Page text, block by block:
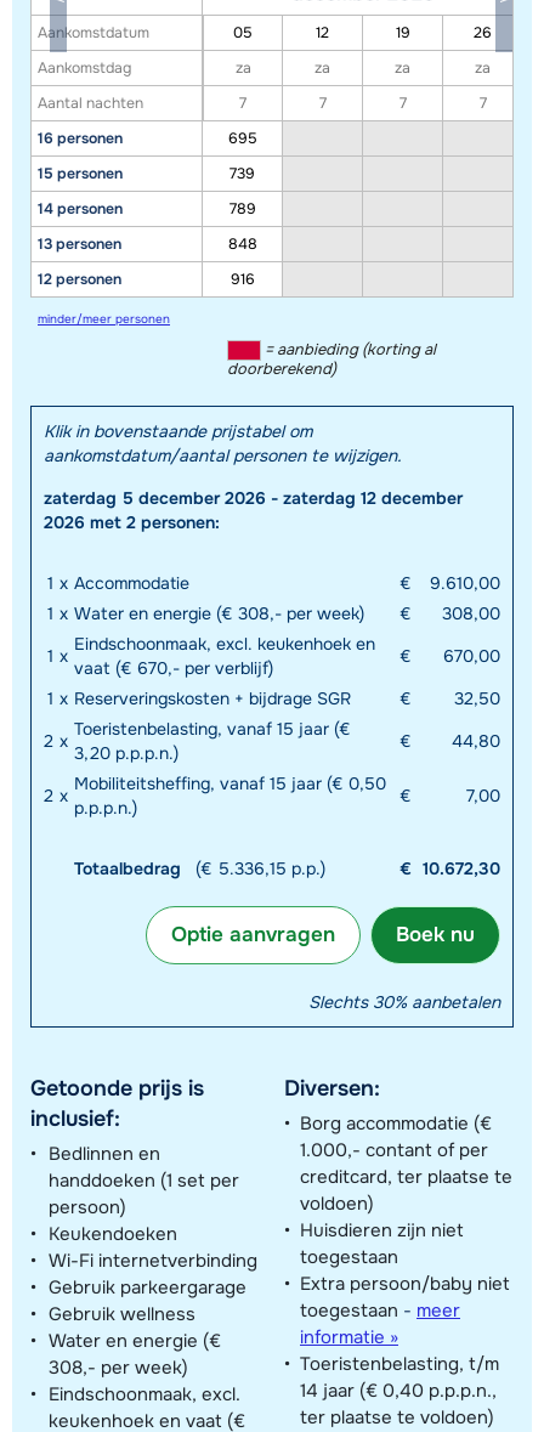
Toon alle accommodaties in dit gebied
Deze kaart geeft een indicatie van de ligging van onze accommodaties. De
exacte locatie kan enigszins afwijken.
Aankomstdatum
Aankomstdag
Aantal nachten
16 personen
15 personen
14 personen
13 personen
12 personen
05 12 19
26
za
za za
za
7
7 7
7
695
739
789
848
916
minder/meer personen
= aanbieding (korting al
doorberekend)
Klik in bovenstaande prijstabel om
aankomstdatum/aantal personen te wijzigen.
zaterdag 5 december 2026 - zaterdag 12 december
2026 met 2 personen:
1 x Accommodatie €
9.610,00
1 x Water en energie (€ 308,- per week) €
308,00
1 x
Eindschoonmaak, excl. keukenhoek en
vaat (€ 670,- per verblijf)
€
670,00
1 x Reserveringskosten + bijdrage SGR €
32,50
2 x
Toeristenbelasting, vanaf 15 jaar (€
3,20 p.p.p.n.)
€ 44,80
2 x
Mobiliteitsheffing, vanaf 15 jaar (€ 0,50
p.p.p.n.)
€ 7,00
Totaalbedrag (€ 5.336,15 p.p.) € 10.672,30
Boek nu
Optie aanvragen
Slechts 30% aanbetalen
Getoonde prijs is
inclusief:
Bedlinnen en
handdoeken (1 set per
persoon)
Keukendoeken
Wi-Fi internetverbinding
Gebruik parkeergarage
Gebruik wellness
Water en energie (€
308,- per week)
Eindschoonmaak, excl.
keukenhoek en vaat (€
Diversen:
Borg accommodatie (€
1.000,- contant of per
creditcard, ter plaatse te
voldoen)
Huisdieren zijn niet
toegestaan
Extra persoon/baby niet
toegestaan - meer
informatie »
Toeristenbelasting, t/m
14 jaar (€ 0,40 p.p.p.n.,
ter plaatse te voldoen)